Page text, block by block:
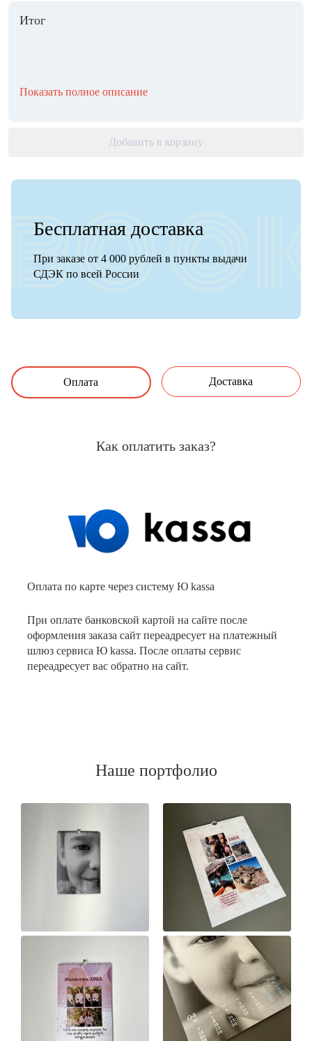
Итог
Показать полное описание
Добавить в корзину
Бесплатная доставка
При заказе от 4 000 рублей в пункты выдачи
СДЭК по всей России
Оплата Доставка
Как оплатить заказ?
Оплата по карте через систему Ю kassa
При оплате банковской картой на сайте после
оформления заказа сайт переадресует на платежный
шлюз сервиса Ю kassa. После оплаты сервис
переадресует вас обратно на сайт.
Наше портфолио